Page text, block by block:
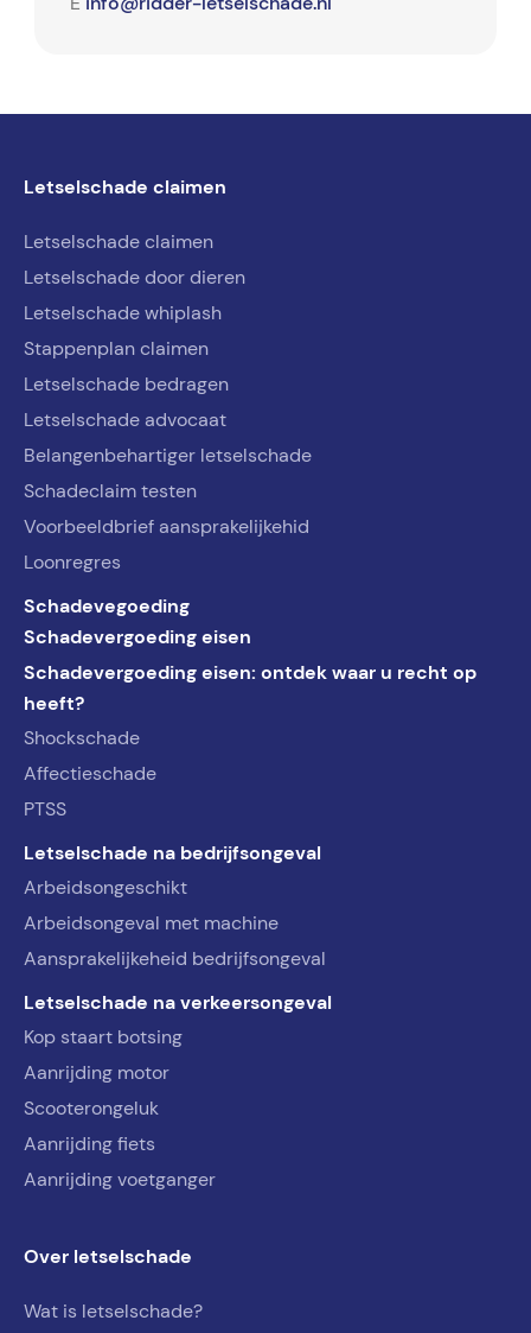
Letselschade claimen
Letselschade claimen
Letselschade door dieren
Letselschade whiplash
Stappenplan claimen
Letselschade bedragen
Letselschade advocaat
Belangenbehartiger letselschade
Schadeclaim testen
Voorbeeldbrief aansprakelijkehid
Loonregres
Schadevegoeding
Schadevergoeding eisen
Schadevergoeding eisen: ontdek waar u recht op
heeft?
Shockschade
Affectieschade
PTSS
Letselschade na bedrijfsongeval
Arbeidsongeschikt
Arbeidsongeval met machine
Aansprakelijkeheid bedrijfsongeval
Letselschade na verkeersongeval
Kop staart botsing
Aanrijding motor
Scooterongeluk
Aanrijding fiets
Aanrijding voetganger
Over letselschade
Wat is letselschade?